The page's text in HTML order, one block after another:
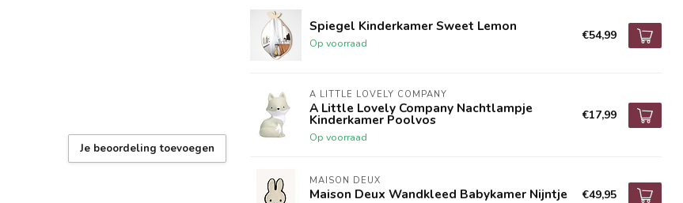
Je beoordeling toevoegen
Spiegel Kinderkamer Sweet Lemon
Op voorraad
€54,99
A LITTLE LOVELY COMPANY
A Little Lovely Company Nachtlampje
Kinderkamer Poolvos
Op voorraad
€17,99
MAISON DEUX
Maison Deux Wandkleed Babykamer Nijntje €49,95